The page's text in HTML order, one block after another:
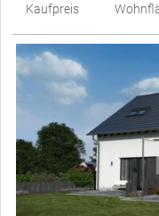
Kaufpreis